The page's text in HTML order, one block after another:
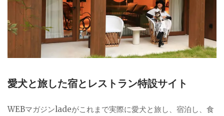
愛犬と旅した宿とレストラン特設サイト
WEBマガジンladeがこれまで実際に愛犬と旅し、宿泊し、食